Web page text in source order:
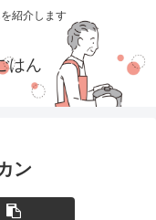
紹介します
はん
ン